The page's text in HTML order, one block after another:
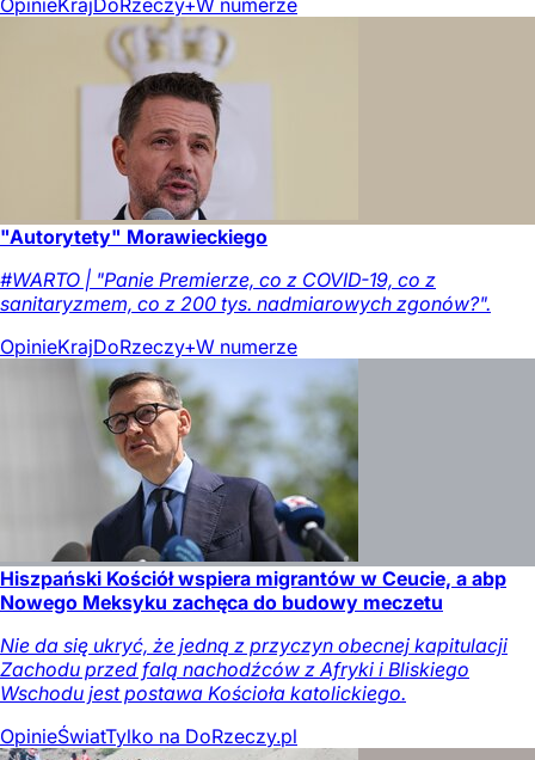
OpinieKrajDoRzeczy+W numerze
"Autorytety" Morawieckiego
#WARTO | "Panie Premierze, co z COVID-19, co z
sanitaryzmem, co z 200 tys. nadmiarowych zgonów?".
OpinieKrajDoRzeczy+W numerze
Hiszpański Kościół wspiera migrantów w Ceucie, a abp
Nowego Meksyku zachęca do budowy meczetu
Nie da się ukryć, że jedną z przyczyn obecnej kapitulacji
Zachodu przed falą nachodźców z Afryki i Bliskiego
Wschodu jest postawa Kościoła katolickiego.
OpinieŚwiatTylko na DoRzeczy.pl